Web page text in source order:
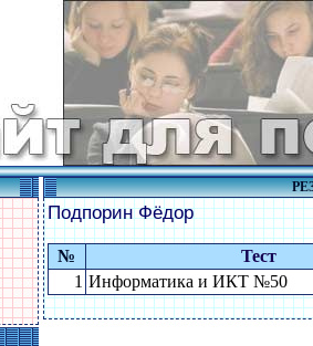
Подпорин Фёдор
№
Тест
1 Информатика и ИКТ №50